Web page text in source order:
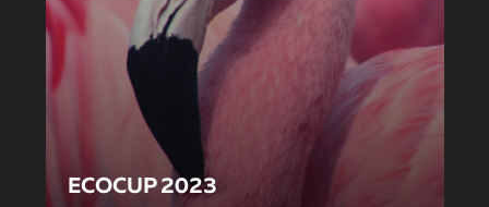
ECOCUP 2023